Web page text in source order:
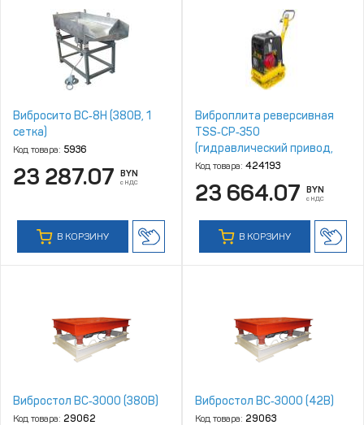
Вибросито ВС‑8Н (380В, 1
сетка)
Код товара: 5936
23 287.07 BYN
с НДС
В КОРЗИНУ
Виброплита реверсивная
TSS‑CP‑350
(гидравлический привод,
электростарт, АКБ)
Код товара: 424193
23 664.07 BYN
с НДС
В КОРЗИНУ
Вибростол ВС‑3000 (380В)
Код товара: 29062
Вибростол ВС‑3000 (42В)
Код товара: 29063